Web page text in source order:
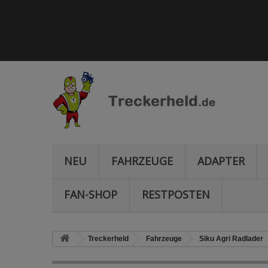
NEU FAHRZEUGE ADAPTER
FAN-SHOP RESTPOSTEN
Treckerheld Fahrzeuge Siku Agri Radlader